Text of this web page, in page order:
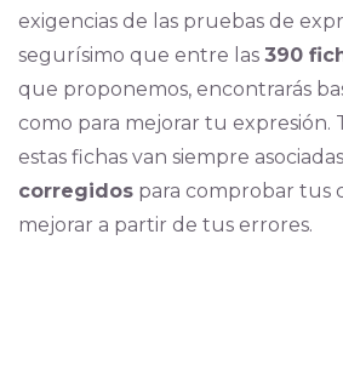
exigencias de las pruebas de
segurísimo que entre las 390
que proponemos, encontrarás
como para mejorar tu expresión.
estas fichas van siempre
corregidos para comprobar tus
mejorar a partir de tus errores.